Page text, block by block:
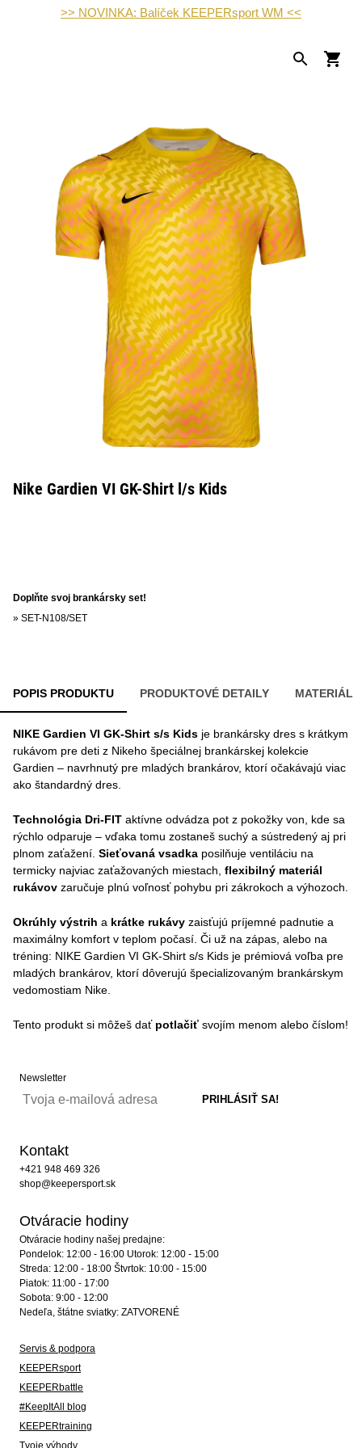
>> NOVINKA: Balíček KEEPERsport WM <<
Nike Gardien VI GK-Shirt l/s Kids
Doplňte svoj brankársky set!
» SET-N108/SET
POPIS PRODUKTU PRODUKTOVÉ DETAILY MATERIÁL
NIKE Gardien VI GK-Shirt s/s Kids je brankársky dres s krátkym
rukávom pre deti z Nikeho špeciálnej brankárskej kolekcie
Gardien – navrhnutý pre mladých brankárov, ktorí očakávajú viac
ako štandardný dres.
Technológia Dri-FIT aktívne odvádza pot z pokožky von, kde sa
rýchlo odparuje – vďaka tomu zostaneš suchý a sústredený aj pri
plnom zaťažení. Sieťovaná vsadka posilňuje ventiláciu na
termicky najviac zaťažovaných miestach, flexibilný materiál
rukávov zaručuje plnú voľnosť pohybu pri zákrokoch a výhozoch.
Okrúhly výstrih a krátke rukávy zaisťujú príjemné padnutie a
maximálny komfort v teplom počasí. Či už na zápas, alebo na
tréning: NIKE Gardien VI GK-Shirt s/s Kids je prémiová voľba pre
mladých brankárov, ktorí dôverujú špecializovaným brankárskym
vedomostiam Nike.
Tento produkt si môžeš dať potlačiť svojím menom alebo číslom!
Newsletter
Kontakt
+421 948 469 326
shop@keepersport.sk
Otváracie hodiny
Otváracie hodiny našej predajne:
Pondelok: 12:00 - 16:00 Utorok: 12:00 - 15:00
Streda: 12:00 - 18:00 Štvrtok: 10:00 - 15:00
Piatok: 11:00 - 17:00
Sobota: 9:00 - 12:00
Nedeľa, štátne sviatky: ZATVORENÉ
Servis & podpora
KEEPERsport
KEEPERbattle
#KeepItAll blog
KEEPERtraining
Tvoje výhody